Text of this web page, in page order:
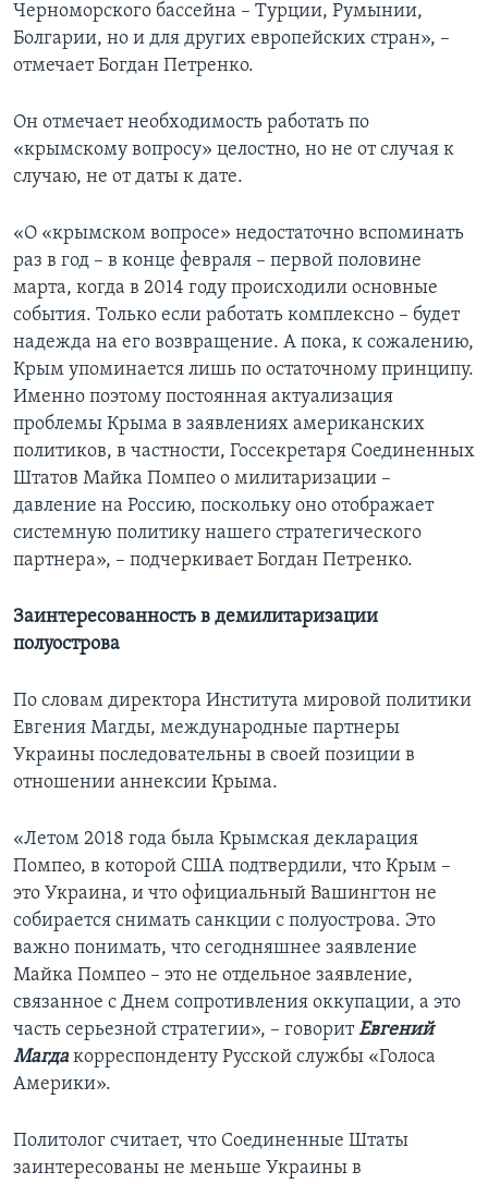
Черноморского бассейна – Турции, Румынии,
Болгарии, но и для других европейских стран», –
отмечает Богдан Петренко.
Он отмечает необходимость работать по
«крымскому вопросу» целостно, но не от случая к
случаю, не от даты к дате.
«О «крымском вопросе» недостаточно вспоминать
раз в год – в конце февраля – первой половине
марта, когда в 2014 году происходили основные
события. Только если работать комплексно – будет
надежда на его возвращение. А пока, к сожалению,
Крым упоминается лишь по остаточному принципу.
Именно поэтому постоянная актуализация
проблемы Крыма в заявлениях американских
политиков, в частности, Госсекретаря Соединенных
Штатов Майка Помпео о милитаризации –
давление на Россию, поскольку оно отображает
системную политику нашего стратегического
партнера», – подчеркивает Богдан Петренко.
Заинтересованность в демилитаризации
полуострова
По словам директора Института мировой политики
Евгения Магды, международные партнеры
Украины последовательны в своей позиции в
отношении аннексии Крыма.
«Летом 2018 года была Крымская декларация
Помпео, в которой США подтвердили, что Крым –
это Украина, и что официальный Вашингтон не
собирается снимать санкции с полуострова. Это
важно понимать, что сегодняшнее заявление
Майка Помпео – это не отдельное заявление,
связанное с Днем сопротивления оккупации, а это
часть серьезной стратегии», – говорит Евгений
Магдакорреспонденту Русской службы «Голоса
Америки».
Политолог считает, что Соединенные Штаты
заинтересованы не меньше Украины в